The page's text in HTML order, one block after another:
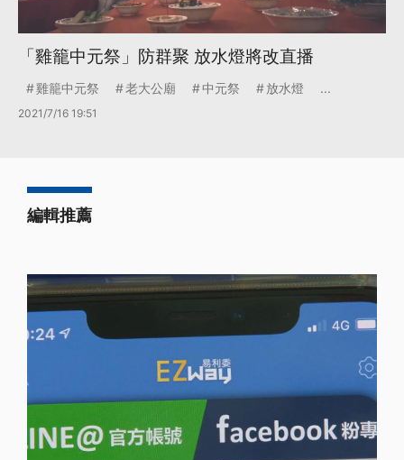
「雞籠中元祭」防群聚 放水燈將改直播
雞籠中元祭 老大公廟 中元祭 放水燈 ...
2021/7/16 19:51
編輯推薦